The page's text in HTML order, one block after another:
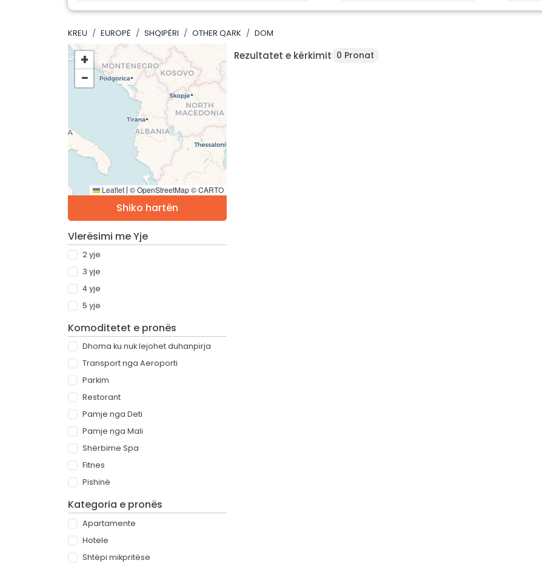
KREU EUROPË SHQIPËRI OTHER QARK DOM
+
−
Leaflet | © OpenStreetMap © CARTO
Shiko hartën
Vlerësimi me Yje
2 yje
3 yje
4 yje
5 yje
Komoditetet e pronës
Dhoma ku nuk lejohet duhanpirja
Transport nga Aeroporti
Parkim
Restorant
Pamje nga Deti
Pamje nga Mali
Shërbime Spa
Fitnes
Pishinë
Kategoria e pronës
Apartamente
Hotele
Shtëpi mikpritëse
Rezultatet e kërkimit 0 Pronat